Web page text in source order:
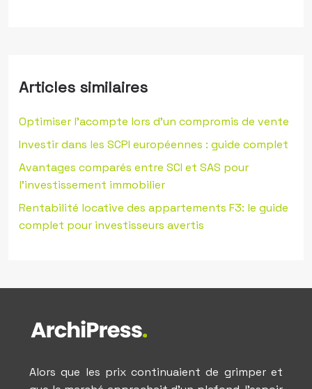
Articles similaires
Optimiser l’acompte lors d’un compromis de vente
Investir dans les SCPI européennes : guide complet
Avantages comparés entre SCI et SAS pour
l’investissement immobilier
Rentabilité locative des appartements F3: le guide
complet pour investisseurs avertis
Alors que les prix continuaient de grimper et